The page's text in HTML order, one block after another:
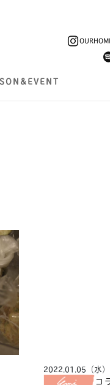
2022.01.05（水）
コ